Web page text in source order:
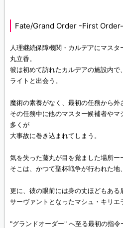
Fate/Grand Order -First Order-
人理継続保障機関・カルデアにマス
丸立香。
彼は初めて訪れたカルデアの施設内
ライトと出会う。
魔術の素養がなく、最初の任務から外
その任務中に他のマスター候補者や
多くが
大事故に巻き込まれてしまう。
気を失った藤丸が目を覚ました場所ー
そこは、かつて聖杯戦争が行われた地
更に、彼の眼前には身の丈ほどもある
サーヴァントとなったマシュ・キリエ
"グランドオーダー" へ至る最初の指令